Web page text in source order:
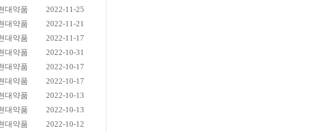
대약품
2022-11-25
대약품
2022-11-21
대약품
2022-11-17
대약품
2022-10-31
대약품
2022-10-17
대약품
2022-10-17
대약품
2022-10-13
대약품
2022-10-13
대약품
2022-10-12